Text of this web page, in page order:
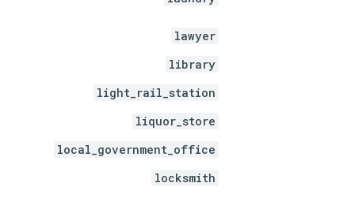
lawyer
library
light_rail_station
liquor_store
local_government_office
locksmith